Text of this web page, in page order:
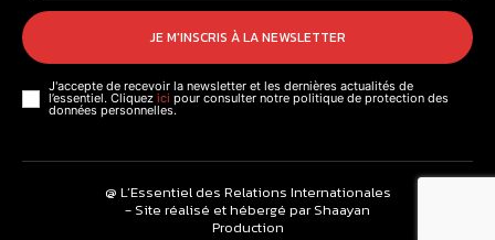
JE M'INSCRIS À LA NEWSLETTER
J'accepte de recevoir la newsletter et les dernières actualités de
l’essentiel. Cliquez ici pour consulter notre politique de protection des
données personnelles.
@ L’Essentiel des Relations Internationales
- Site réalisé et hébergé par Shaayan
Production